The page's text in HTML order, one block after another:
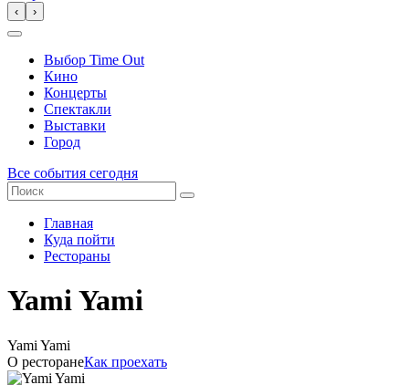
‹ ›
Выбор Time Out
Кино
Концерты
Спектакли
Выставки
Город
Все события сегодня
Главная
Куда пойти
Рестораны
Yami Yami
Yami Yami
О ресторанеКак проехать